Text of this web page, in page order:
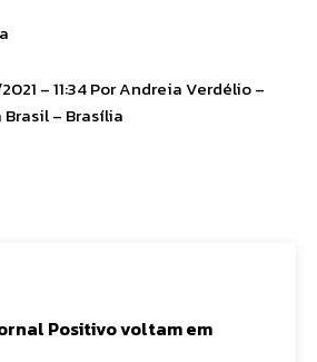
– 11:34 Por Andreia Verdélio –
– Brasília
Positivo voltam em